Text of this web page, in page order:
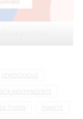
INDEPENDENTE
TOKEN PIANITY